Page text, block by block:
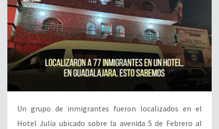
Un grupo de inmigrantes fueron localizados en el
Hotel Julia ubicado sobre la avenida 5 de Febrero al